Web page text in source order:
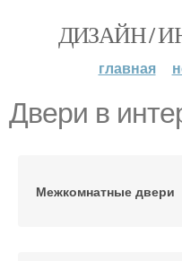
ДИЗАЙН /
главная
Двери в
Межкомнатные двери